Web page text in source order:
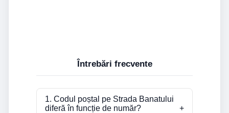
Întrebări frecvente
1. Codul poștal pe Strada Banatului
diferă în funcție de număr?